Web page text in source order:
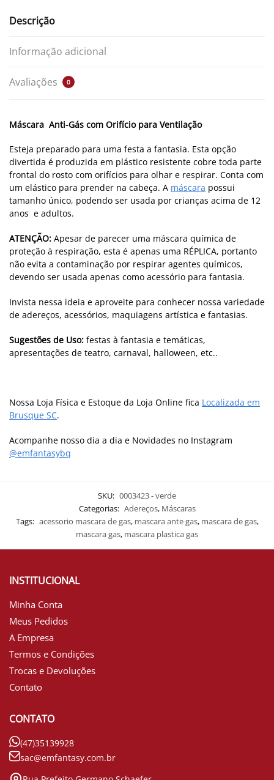
Descrição
Informação adicional
Avaliações 0
Máscara Anti-Gás com Orifício para Ventilação
Esteja preparado para uma festa a fantasia. Esta opção
divertida é produzida em plástico resistente cobre toda parte
frontal do rosto com orifícios para olhar e respirar. Conta com
um elástico para prender na cabeça. A máscara possui
tamanho único, podendo ser usada por crianças acima de 12
anos e adultos.
ATENÇÃO: Apesar de parecer uma máscara química de
proteção à respiração, esta é apenas uma RÉPLICA, portanto
não evita a contaminação por respirar agentes químicos,
devendo ser usada apenas como acessório para fantasia.
Invista nessa ideia e aproveite para conhecer nossa variedade
de adereços, acessórios, maquiagens artística e fantasias.
Sugestões de Uso: festas à fantasia e temáticas,
apresentações de teatro, carnaval, halloween, etc..
Nossa Loja Física e Estoque da Loja Online fica Localizada em
Brusque SC.
Acompanhe nosso dia a dia e Novidades no Instagram
@emfantasybq
SKU: 0003423 - verde
Categorias: Adereços, Máscaras
Tags: acessorio mascara de gas, mascara ante gas, mascara de gas,
mascara gas, mascara plastica gas
INSTITUCIONAL
Minha Conta
Meus Pedidos
A Empresa
Termos e Condições
Trocas e Devoluções
Contato
CONTATO
(47)35139928
sac@emfantasy.com.br